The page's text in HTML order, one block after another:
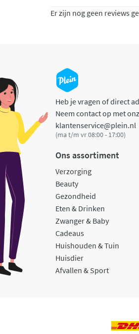
Er zijn nog geen reviews
Heb je vragen of direct
Neem contact op met
klantenservice@plein.nl
(ma t/m vr 08:00 - 17:00)
Ons assortiment
Verzorging
Beauty
Gezondheid
Eten & Drinken
Zwanger & Baby
Cadeaus
Huishouden & Tuin
Huisdier
Afvallen & Sport